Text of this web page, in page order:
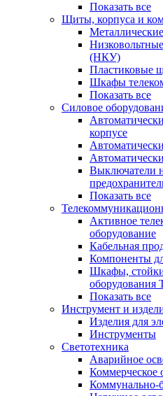
Показать все
Щиты, корпуса и
(НКУ)
Пластиковые
Шкафы
Показать все
Силовое
корпусе
Выключатели
Показать все
Активное
оборудование
Кабельная
Компоненты
Шкафы,
оборудования
Показать все
Инструмент и
Изделия для
Инструменты
Светотехника
Аварийное
Коммерческое
Коммунально-